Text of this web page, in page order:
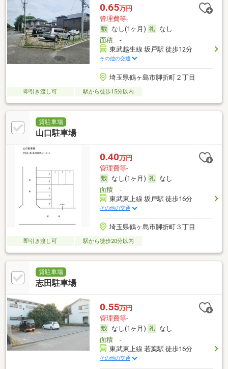
0.65万円
管理費等-
なし(1ヶ月)
なし
面積-
東武越生線 坂戸駅 徒歩12分
その他の交通
埼玉県鶴ヶ島市脚折町２丁目
即引き渡し可 駅から徒歩15分以内
貸駐車場
山口駐車場
0.40万円
管理費等-
なし(1ヶ月)
なし
面積-
東武東上線 坂戸駅 徒歩16分
その他の交通
埼玉県鶴ヶ島市脚折町３丁目
即引き渡し可 駅から徒歩20分以内
貸駐車場
志田駐車場
0.55万円
管理費等-
なし(1ヶ月)
なし
面積-
東武東上線 若葉駅 徒歩16分
その他の交通